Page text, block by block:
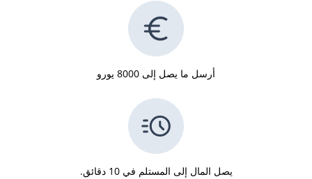
أرسل ما يصل إلى 8000 يورو
يصل المال إلى المستلم في 10 دقائق.